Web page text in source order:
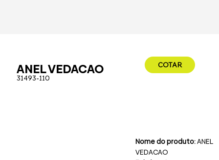
ANEL VEDACAO
31493-110
COTAR
Nome do produto:ANEL
VEDACAO